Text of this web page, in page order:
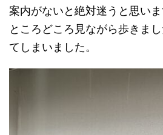
案内がないと絶対迷うと思い
ところどころ見ながら歩きま
てしまいました。